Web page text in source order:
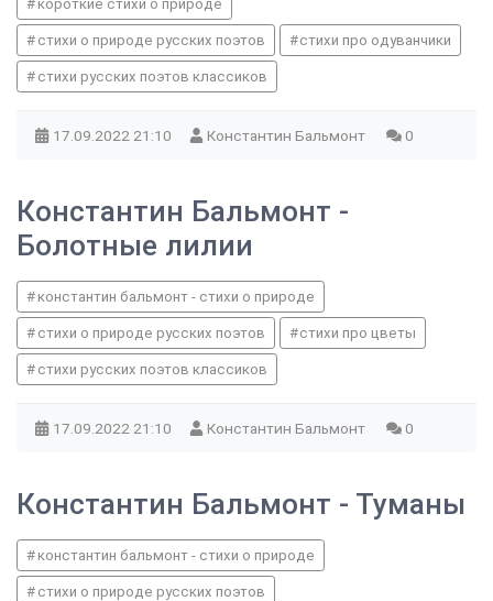
короткие стихи о природе
стихи о природе русских поэтов стихи про одуванчики
стихи русских поэтов классиков
17.09.2022 21:10 Константин Бальмонт 0
Константин Бальмонт -
Болотные лилии
константин бальмонт - стихи о природе
стихи о природе русских поэтов стихи про цветы
стихи русских поэтов классиков
17.09.2022 21:10 Константин Бальмонт 0
Константин Бальмонт - Туманы
константин бальмонт - стихи о природе
стихи о природе русских поэтов